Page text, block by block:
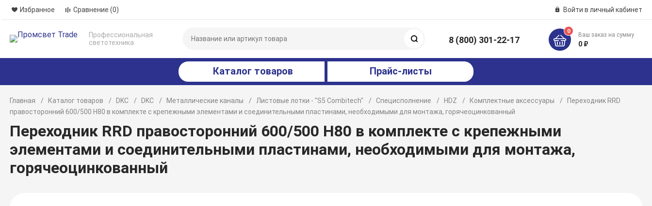
Избранное Сравнение (0) Войти в личный кабинет
Профессиональная
светотехника
8 (800) 301-22-17
0
Ваш заказ на сумму
0 ₽
Каталог товаров Прайс-листы
Главная Каталог товаров DKC DKC Металлические каналы Листовые лотки - "S5 Combitech" Специсполнение HDZ Комплектные аксессуары
Переходник RRD
правосторонний 600/500 H80 в комплекте с крепежными элементами и соединительными пластинами, необходимыми для монтажа, горячеоцинкованный
Переходник RRD правосторонний 600/500 H80 в комплекте с крепежными
элементами и соединительными пластинами, необходимыми для монтажа,
горячеоцинкованный